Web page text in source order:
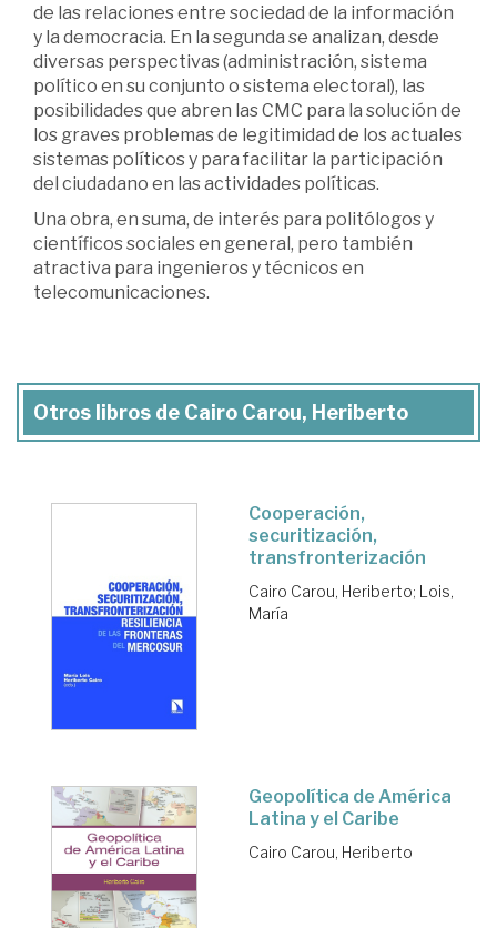
de las relaciones entre sociedad de la información
y la democracia. En la segunda se analizan, desde
diversas perspectivas (administración, sistema
político en su conjunto o sistema electoral), las
posibilidades que abren las CMC para la solución de
los graves problemas de legitimidad de los actuales
sistemas políticos y para facilitar la participación
del ciudadano en las actividades políticas.
Una obra, en suma, de interés para politólogos y
científicos sociales en general, pero también
atractiva para ingenieros y técnicos en
telecomunicaciones.
Otros libros de Cairo Carou, Heriberto
Cooperación,
securitización,
transfronterización
Cairo Carou, Heriberto; Lois,
María
Geopolítica de América
Latina y el Caribe
Cairo Carou, Heriberto